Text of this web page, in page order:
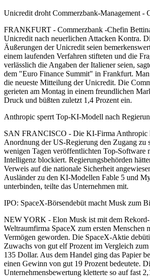
Unicredit droht Commerzbank-Management -
FRANKFURT - Commerzbank -Chefin
Unicredit nach neuerlichen Attacken Kontra.
Äußerungen der Unicredit seien
einem laufenden Verfahren stifteten und die
verlässlich die Angaben der Italiener seien,
dem "Euro Finance Summit" in Frankfurt.
die neueste Mitteilung der Unicredit. Die
gerieten am Montag in einem freundlichen
Druck und büßten zuletzt 1,4 Prozent ein.
Anthropic sperrt Top-KI-Modell nach
SAN FRANCISCO - Die KI-Firma Anthropic
Anordnung der US-Regierung den Zugang zu
wenigen Tagen veröffentlichten Top-Software
Intelligenz blockiert. Regierungsbehörden
Verweis auf die nationale Sicherheit
Ausländer zu den KI-Modellen Fable 5 und
unterbinden, teilte das Unternehmen mit.
IPO: SpaceX-Börsendebüt macht Musk zum
NEW YORK - Elon Musk ist mit dem Rekord-
Weltraumfirma SpaceX zum ersten Menschen
Vermögen geworden. Die SpaceX-Aktie
Zuwachs von gut elf Prozent im Vergleich
135 Dollar. Aus dem Handel ging das Papier
einen Gewinn von gut 19 Prozent bedeutete.
Unternehmensbewertung kletterte so auf fast